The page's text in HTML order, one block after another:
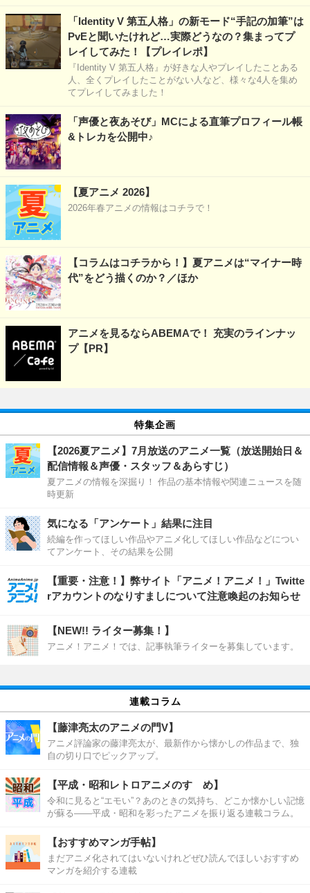
「Identity V 第五人格」の新モード“手記の加筆”は
PvEと聞いたけれど…実際どうなの？集まってプ
レイしてみた！【プレイレポ】
『Identity V 第五人格』が好きな人やプレイしたことある
人、全くプレイしたことがない人など、様々な4人を集め
てプレイしてみました！
「声優と夜あそび」MCによる直筆プロフィール帳
&トレカを公開中♪
【夏アニメ 2026】
2026年春アニメの情報はコチラで！
【コラムはコチラから！】夏アニメは“マイナー時
代”をどう描くのか？／ほか
アニメを見るならABEMAで！ 充実のラインナッ
プ【PR】
特集企画
【2026夏アニメ】7月放送のアニメ一覧（放送開始日＆
配信情報＆声優・スタッフ＆あらすじ）
夏アニメの情報を深掘り！ 作品の基本情報や関連ニュースを随
時更新
気になる「アンケート」結果に注目
続編を作ってほしい作品やアニメ化してほしい作品などについ
てアンケート、その結果を公開
【重要・注意！】弊サイト「アニメ！アニメ！」Twitte
rアカウントのなりすましについて注意喚起のお知らせ
【NEW!! ライター募集！】
アニメ！アニメ！では、記事執筆ライターを募集しています。
連載コラム
【藤津亮太のアニメの門V】
アニメ評論家の藤津亮太が、最新作から懐かしの作品まで、独
自の切り口でピックアップ。
【平成・昭和レトロアニメのすゝめ】
令和に見ると“エモい”？あのときの気持ち、どこか懐かしい記憶
が蘇る――平成・昭和を彩ったアニメを振り返る連載コラム。
【おすすめマンガ手帖】
まだアニメ化されてはいないけれどぜひ読んでほしいおすすめ
マンガを紹介する連載